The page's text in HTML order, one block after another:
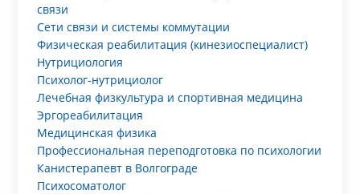
связи
Сети связи и системы коммутации
Физическая реабилитация (кинезиоспециалист)
Нутрициология
Психолог-нутрициолог
Лечебная физкультура и спортивная медицина
Эргореабилитация
Медицинская физика
Профессиональная переподготовка по психологии
Канистерапевт в Волгограде
Психосоматолог